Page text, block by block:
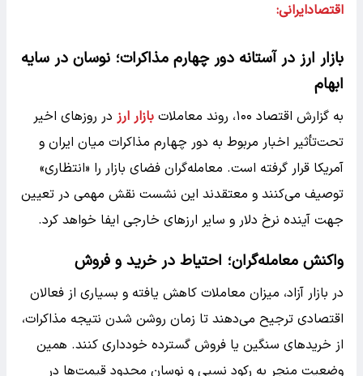
اقتصادایرانی:
بازار ارز در آستانه دور چهارم مذاکرات؛ نوسان در سایه
ابهام
به گزارش اقتصاد ۱۰۰، روند معاملات بازار ارز در روزهای اخیر
تحت‌تأثیر اخبار مربوط به دور چهارم مذاکرات میان ایران و
آمریکا قرار گرفته است. معامله‌گران فضای بازار را «انتظاری»
توصیف می‌کنند و معتقدند این نشست نقش مهمی در تعیین
جهت آینده نرخ دلار و سایر ارزهای خارجی ایفا خواهد کرد.
واکنش معامله‌گران؛ احتیاط در خرید و فروش
در بازار آزاد، میزان معاملات کاهش یافته و بسیاری از فعالان
اقتصادی ترجیح می‌دهند تا زمان روشن شدن نتیجه مذاکرات،
از خریدهای سنگین یا فروش گسترده خودداری کنند. همین
وضعیت منجر به رکود نسبی و نوسان محدود قیمت‌ها در